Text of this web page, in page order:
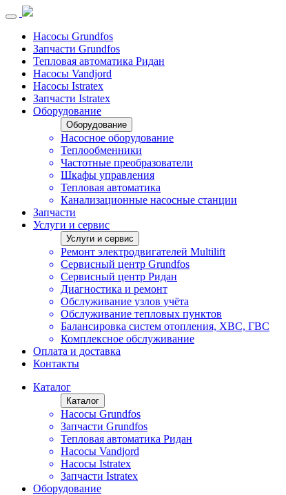
Насосы Grundfos
Запчасти Grundfos
Тепловая автоматика Ридан
Насосы Vandjord
Насосы Istratex
Запчасти Istratex
Оборудование
Оборудование
Насосное оборудование
Теплообменники
Частотные преобразователи
Шкафы управления
Тепловая автоматика
Канализационные насосные станции
Запчасти
Услуги и сервис
Услуги и сервис
Ремонт электродвигателей Multilift
Сервисный центр Grundfos
Сервисный центр Ридан
Диагностика и ремонт
Обслуживание узлов учёта
Обслуживание тепловых пунктов
Балансировка систем отопления, ХВС, ГВС
Комплексное обслуживание
Оплата и доставка
Контакты
Каталог
Каталог
Насосы Grundfos
Запчасти Grundfos
Тепловая автоматика Ридан
Насосы Vandjord
Насосы Istratex
Запчасти Istratex
Оборудование